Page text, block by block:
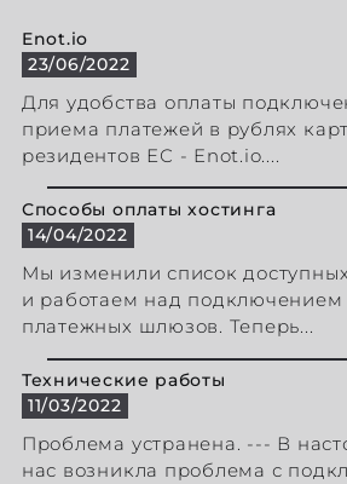
Enot.io
23/06/2022
Для удобства оплаты
приема платежей в рублях
резидентов ЕС - Enot.io....
Способы оплаты хостинга
14/04/2022
Мы изменили список
и работаем над подключением
платежных шлюзов. Теперь...
Технические работы
11/03/2022
Проблема устранена. --- В
нас возникла проблема с